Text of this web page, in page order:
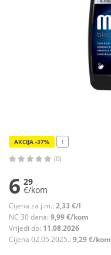
AKCIJA -37% !
(0)
6 29
€/kom
Cijena za j.m.: 2,33 €/l
NC 30 dana: 9,99 €/kom
Vrijedi do: 11.08.2026
Cijena 02.05.2025.: 9,29 €/kom